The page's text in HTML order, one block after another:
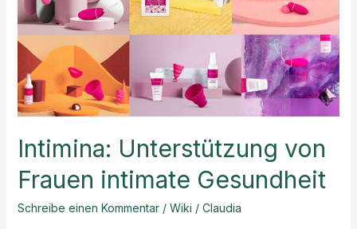
Intimina: Unterstützung von
Frauen intimate Gesundheit
Schreibe einen Kommentar / Wiki / Claudia